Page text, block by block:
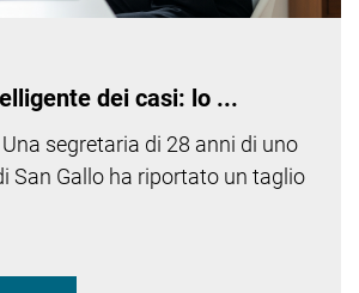
dei casi: lo ...
segretaria di 28 anni di uno
San Gallo ha riportato un taglio